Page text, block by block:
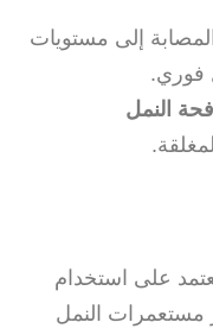
إلى مستويات
فوري.
النمل
على استخدام
مستعمرات النمل